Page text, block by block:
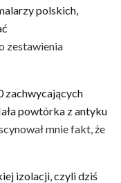
polskich,
zestawienia
zachwycających
powtórka z antyku
mnie fakt, że
izolacji, czyli dziś